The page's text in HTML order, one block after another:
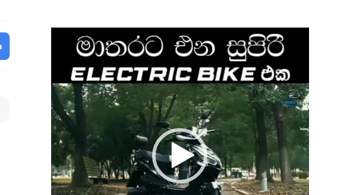
Video
Player